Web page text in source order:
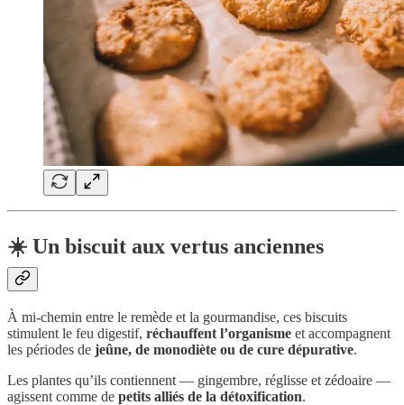
☀️ Un biscuit aux vertus anciennes
À mi-chemin entre le remède et la gourmandise, ces biscuits
stimulent le feu digestif, réchauffent l’organisme et accompagnent
les périodes de jeûne, de monodiète ou de cure dépurative.
Les plantes qu’ils contiennent — gingembre, réglisse et zédoaire —
agissent comme de petits alliés de la détoxification.